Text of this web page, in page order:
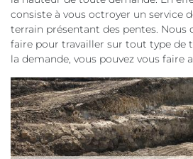
consiste à vous octroyer un service
terrain présentant des pentes. Nous
faire pour travailler sur tout type de
la demande, vous pouvez vous faire